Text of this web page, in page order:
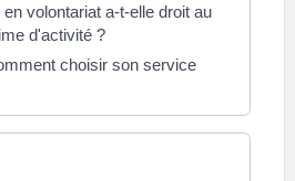
volontariat a-t-elle droit au
d'activité ?
choisir son service